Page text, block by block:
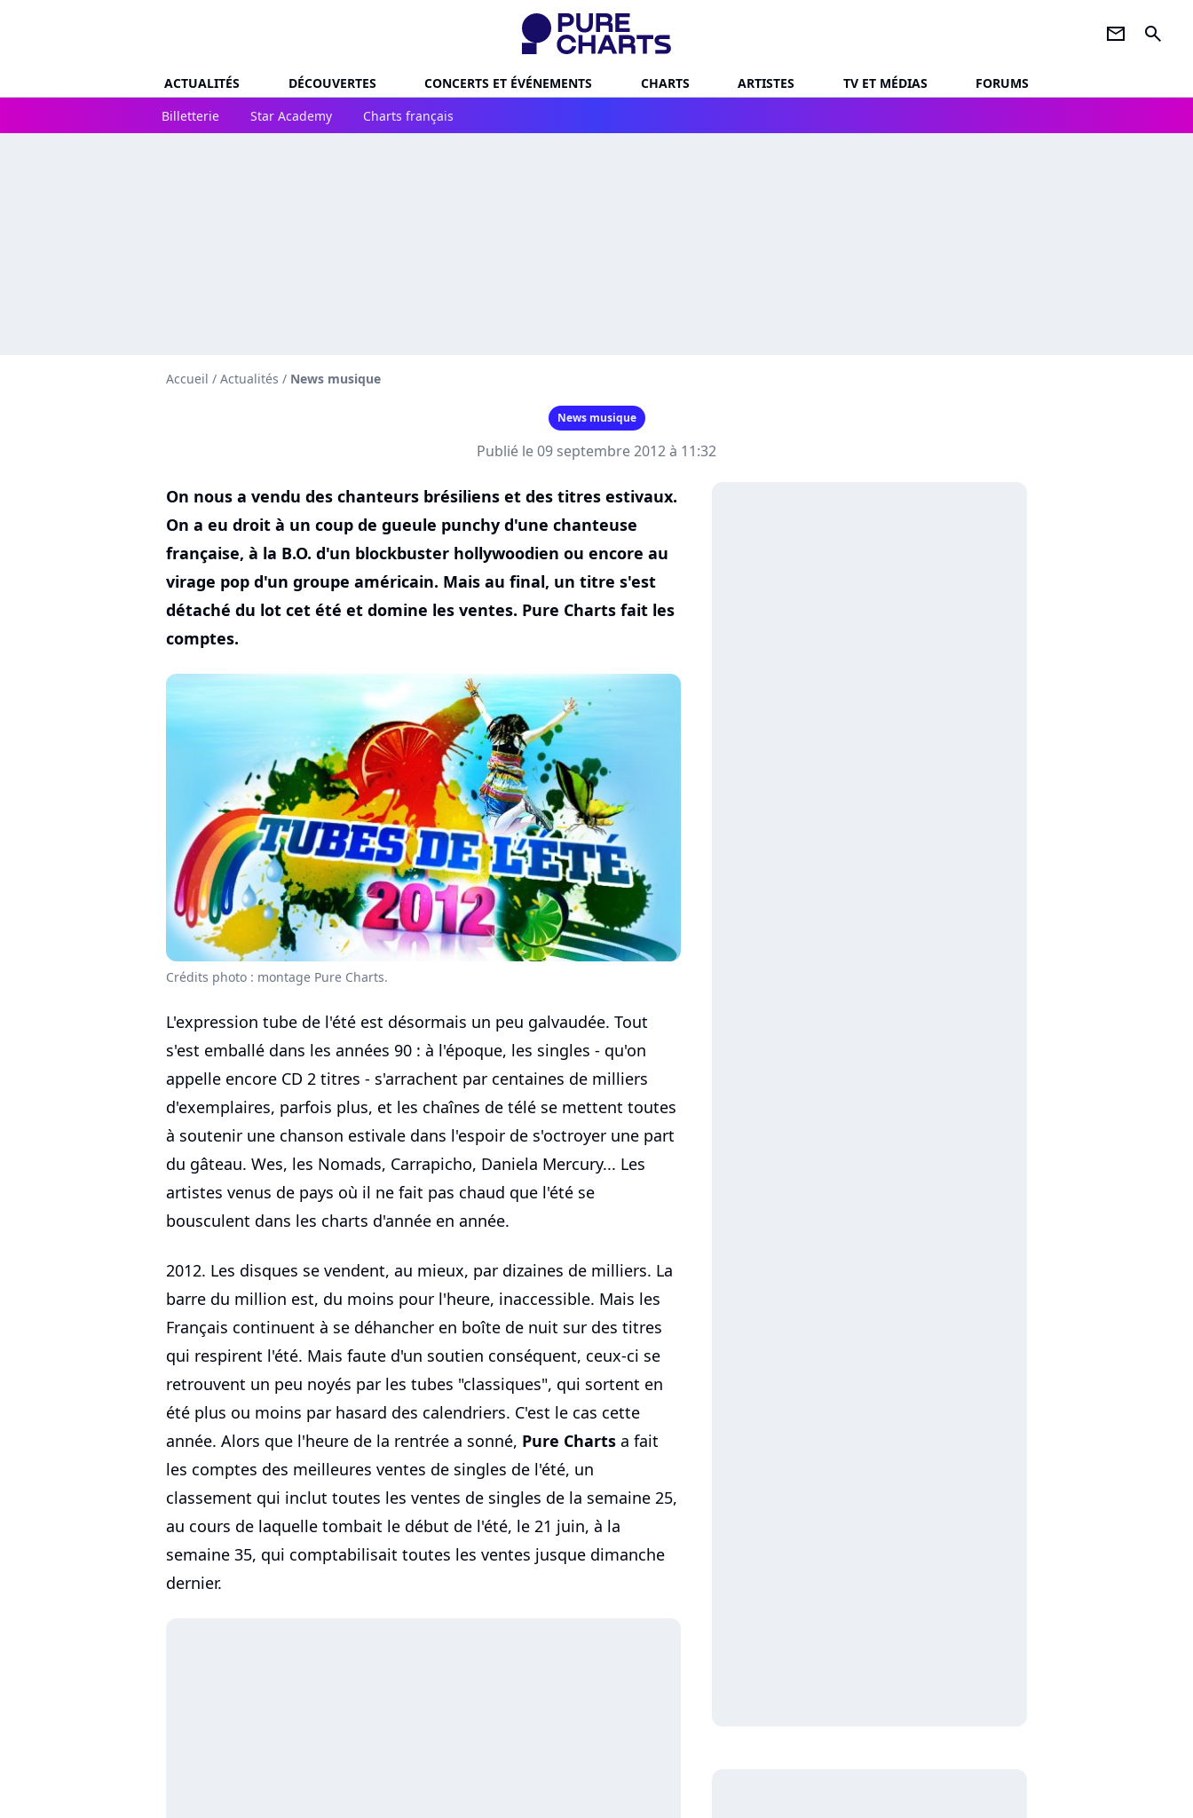
newsletter search
ACTUALITÉS DÉCOUVERTES CONCERTS ET ÉVÉNEMENTS CHARTS ARTISTES TV ET MÉDIAS
FORUMS
Billetterie
Star Academy Charts français
Accueil / Actualités / News musique
News musique
Publié le 09 septembre 2012 à 11:32
On nous a vendu des chanteurs brésiliens et des titres estivaux.
On a eu droit à un coup de gueule punchy d'une chanteuse
française, à la B.O. d'un blockbuster hollywoodien ou encore au
virage pop d'un groupe américain. Mais au final, un titre s'est
détaché du lot cet été et domine les ventes. Pure Charts fait les
comptes.
Crédits photo : montage Pure Charts.
L'expression tube de l'été est désormais un peu galvaudée. Tout
s'est emballé dans les années 90 : à l'époque, les singles - qu'on
appelle encore CD 2 titres - s'arrachent par centaines de milliers
d'exemplaires, parfois plus, et les chaînes de télé se mettent toutes
à soutenir une chanson estivale dans l'espoir de s'octroyer une part
du gâteau. Wes, les Nomads, Carrapicho, Daniela Mercury... Les
artistes venus de pays où il ne fait pas chaud que l'été se
bousculent dans les charts d'année en année.
2012. Les disques se vendent, au mieux, par dizaines de milliers. La
barre du million est, du moins pour l'heure, inaccessible. Mais les
Français continuent à se déhancher en boîte de nuit sur des titres
qui respirent l'été. Mais faute d'un soutien conséquent, ceux-ci se
retrouvent un peu noyés par les tubes "classiques", qui sortent en
été plus ou moins par hasard des calendriers. C'est le cas cette
année. Alors que l'heure de la rentrée a sonné, Pure Charts a fait
les comptes des meilleures ventes de singles de l'été, un
classement qui inclut toutes les ventes de singles de la semaine 25,
au cours de laquelle tombait le début de l'été, le 21 juin, à la
semaine 35, qui comptabilisait toutes les ventes jusque dimanche
dernier.